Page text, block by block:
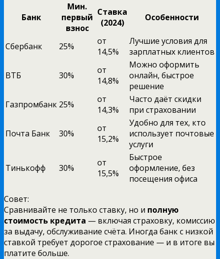
Банк
Мин.
первый
взнос
Ставка
(2024)
Особенности
Сбербанк 25%
от
14,5%
Лучшие условия для
зарплатных клиентов
ВТБ 30%
от
14,8%
Можно оформить
онлайн, быстрое
решение
Газпромбанк 25%
от
14,3%
Часто даёт скидки
при страховании
Почта Банк 30%
от
15,2%
Удобно для тех, кто
использует почтовые
услуги
Тинькофф 30%
от
15,5%
Быстрое
оформление, без
посещения офиса
Совет:
Сравнивайте не только ставку, но и полную
стоимость кредита — включая страховку, комиссию
за выдачу, обслуживание счёта. Иногда банк с низкой
ставкой требует дорогое страхование — и в итоге вы
платите больше.